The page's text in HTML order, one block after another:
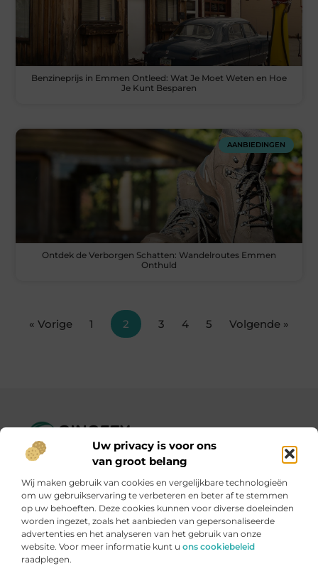
Uw privacy is voor ons
van groot belang
Wij maken gebruik van cookies en vergelijkbare technologieën
om uw gebruikservaring te verbeteren en beter af te stemmen
op uw behoeften. Deze cookies kunnen voor diverse doeleinden
worden ingezet, zoals het aanbieden van gepersonaliseerde
advertenties en het analyseren van het gebruik van onze
website. Voor meer informatie kunt u ons cookiebeleid
raadplegen.
Benzineprijs in Emmen Ontleed: Wat Je Moet Weten en Hoe
Je Kunt Besparen
AANBIEDINGEN
Ontdek de Verborgen Schatten: Wandelroutes Emmen
Onthuld
« Vorige 1 2 3 4 5 Volgende »
Ginofey.nl – Van alledaags tot bijzonder, altijd iets te lezen!
Wij verzamelen blogs en artikelen over een grote
verscheidenheid aan onderwerpen, die alles uit het dagelijks
leven bestrijken.
Onze informatie